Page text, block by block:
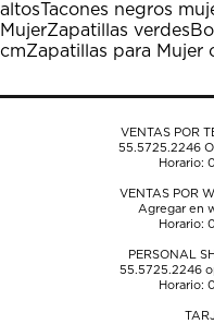
altosTacones negros
MujerZapatillas verdes
cmZapatillas para Mujer
VENTAS POR
55.5725.2246
Horario:
VENTAS POR
Agregar en
Horario:
PERSONAL
55.5725.2246
Horario: